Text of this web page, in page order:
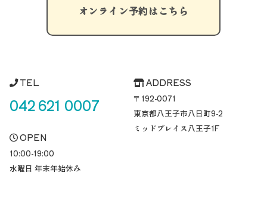
オンライン予約はこちら
TEL
042 621 0007
OPEN
10:00-19:00
水曜日 年末年始休み
ADDRESS
〒192-0071
東京都八王子市八日町9-2
ミッドプレイス八王子1F